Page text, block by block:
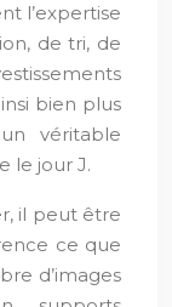
l’expertise
de tri, de
bien plus
véritable
le jour J.
il peut être
ce que
d’images